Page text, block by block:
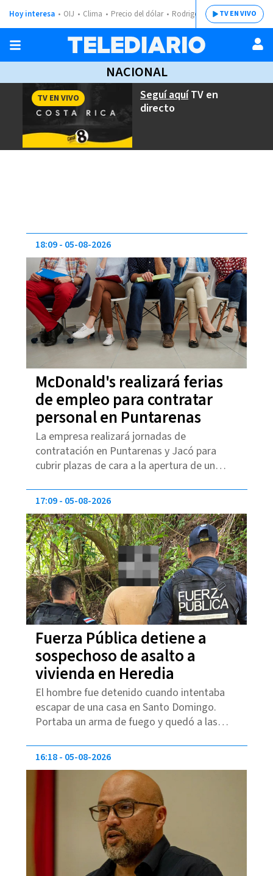
Hoy interesa OIJ Clima Precio del dólar Rodrigo ChavesTV EN VIVO
NACIONAL
Seguí aquíTV en
directo
TV EN VIVO
McDonald's realizará ferias
de empleo para contratar
personal en Puntarenas
La empresa realizará jornadas de
contratación en Puntarenas y Jacó para
cubrir plazas de cara a la apertura de un
18:09 05-08-2026
Fuerza Pública detiene a
sospechoso de asalto a
vivienda en Heredia
El hombre fue detenido cuando intentaba
escapar de una casa en Santo Domingo.
Portaba un arma de fuego y quedó a las
17:09 05-08-2026
16:18 05-08-2026